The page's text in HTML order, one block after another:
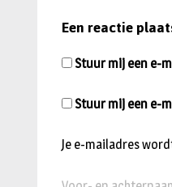
Een reactie
Je e-mailadres
Stuur mij een e-
Stuur mij een e-